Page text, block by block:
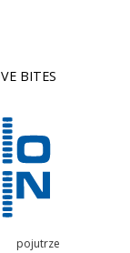
BITES
pojutrze